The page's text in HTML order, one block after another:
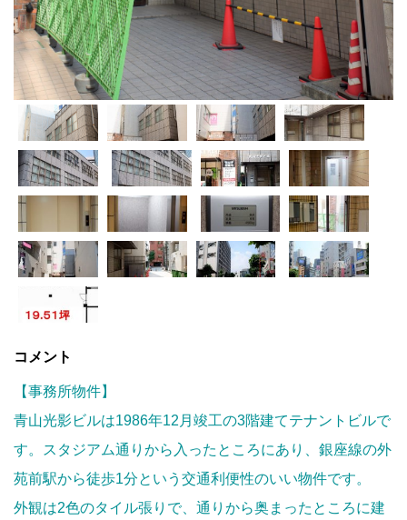
コメント
【事務所物件】
青山光影ビルは1986年12月竣工の3階建てテナントビルで
す。スタジアム通りから入ったところにあり、銀座線の外
苑前駅から徒歩1分という交通利便性のいい物件です。
外観は2色のタイル張りで、通りから奥まったところに建